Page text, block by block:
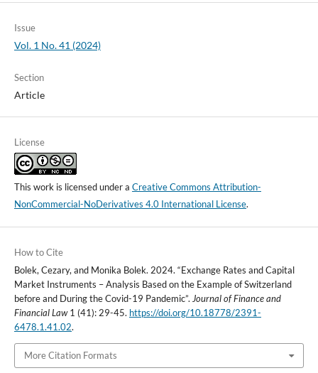
Issue
Vol. 1 No. 41 (2024)
Section
Article
License
This work is licensed under a Creative Commons Attribution-
NonCommercial-NoDerivatives 4.0 International License.
How to Cite
Bolek, Cezary, and Monika Bolek. 2024. “Exchange Rates and Capital
Market Instruments – Analysis Based on the Example of Switzerland
before and During the Covid-19 Pandemic”. Journal of Finance and
Financial Law1 (41): 29-45. https://doi.org/10.18778/2391-
6478.1.41.02.
More Citation Formats